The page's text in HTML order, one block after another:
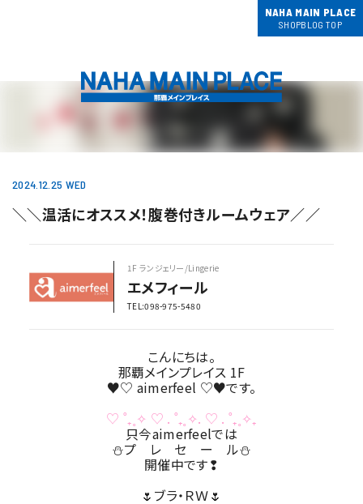
NAHA MAIN PLACE
SHOPBLOG TOP
2024.12.25 WED
＼＼温活にオススメ！腹巻付きルームウェア／／
1F ランジェリー/Lingerie
エメフィール
TEL:098-975-5480
こんにちは。
那覇メインプレイス 1F
♥♡ aimerfeel ♡♥です。
♡ ˚₊˳✧ ♡ . ˚₊˳✧. ♡ . ˚₊˳✧₊
只今aimerfeelでは
⛄プ レ セ ー ル⛄
開催中です❢
🌷ブラ・ＲＷ🌷